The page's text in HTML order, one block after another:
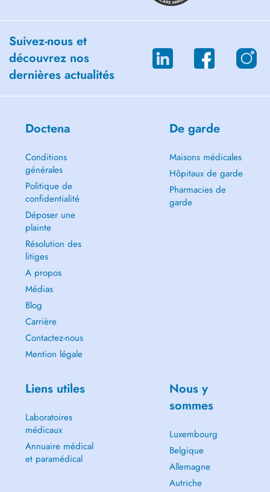
Suivez-nous et
découvrez nos
dernières actualités
Doctena
Conditions
générales
Politique de
confidentialité
Déposer une
plainte
Résolution des
litiges
A propos
Médias
Blog
Carrière
Contactez-nous
Mention légale
De garde
Maisons médicales
Hôpitaux de garde
Pharmacies de
garde
Liens utiles
Laboratoires
médicaux
Annuaire médical
et paramédical
Nous y
sommes
Luxembourg
Belgique
Allemagne
Autriche